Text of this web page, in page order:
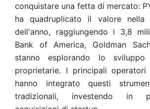
conquistare una fetta di mercato:
ha quadruplicato il valore nella
dell'anno, raggiungendo i 3,8
Bank of America, Goldman
stanno esplorando lo
proprietarie. I principali operatori
hanno integrato questi
tradizionali, investendo in